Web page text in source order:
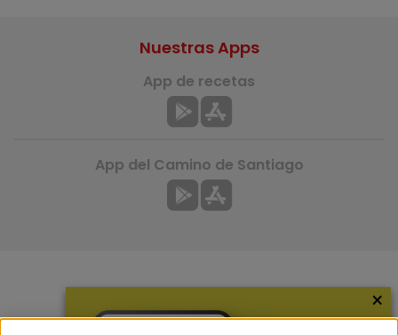
Nuestras Apps
App de recetas
App del Camino de Santiago
×